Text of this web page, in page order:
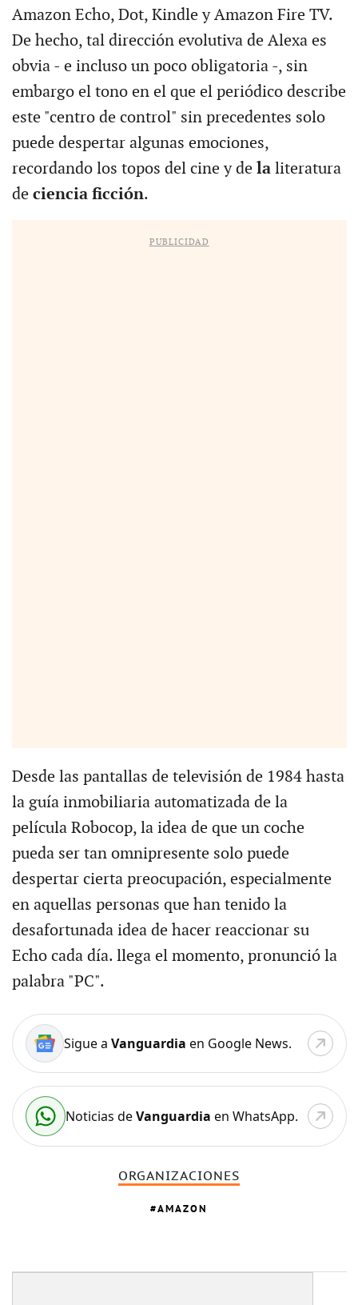
Amazon Echo, Dot, Kindle y Amazon Fire TV.
De hecho, tal dirección evolutiva de Alexa es
obvia - e incluso un poco obligatoria -, sin
embargo el tono en el que el periódico describe
este "centro de control" sin precedentes solo
puede despertar algunas emociones,
recordando los topos del cine y de laliteratura
de ciencia ficción.
PUBLICIDAD
Desde las pantallas de televisión de 1984 hasta
la guía inmobiliaria automatizada de la
película Robocop, la idea de que un coche
pueda ser tan omnipresente solo puede
despertar cierta preocupación, especialmente
en aquellas personas que han tenido la
desafortunada idea de hacer reaccionar su
Echo cada día. llega el momento, pronunció la
palabra "PC".
Sigue a Vanguardia en Google News.
Noticias deVanguardia en WhatsApp.
ORGANIZACIONES
AMAZON